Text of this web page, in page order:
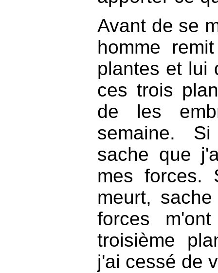
Avant de se
homme
plantes et lui
ces trois
de les
semaine.
sache que
mes forces.
meurt,
forces
troisième
j'ai cessé de